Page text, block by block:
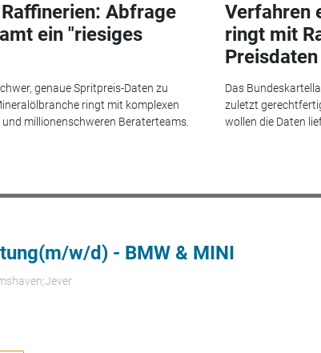
Abfrage
ein "riesiges
genaue Spritpreis-Daten zu
ringt mit komplexen
millionenschweren Beraterteams.
Verfahren
ringt mit
Preisdaten
Das
zuletzt
wollen die Daten
w/d) - BMW & MINI